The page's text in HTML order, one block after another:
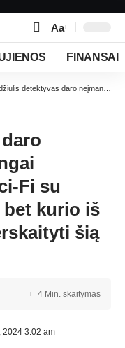
Aa
FINANSAI
daro neįmanomus, sėkmingai sujungiantis Kaiju Sci-Fi su Crime Noir (jei esate bet kurio iš jų gerbėjas, turite perskaityti šią apžvalgą)
Fi su
bet kurio iš
šią
2024 3:02 am
4 Min. skaitymas